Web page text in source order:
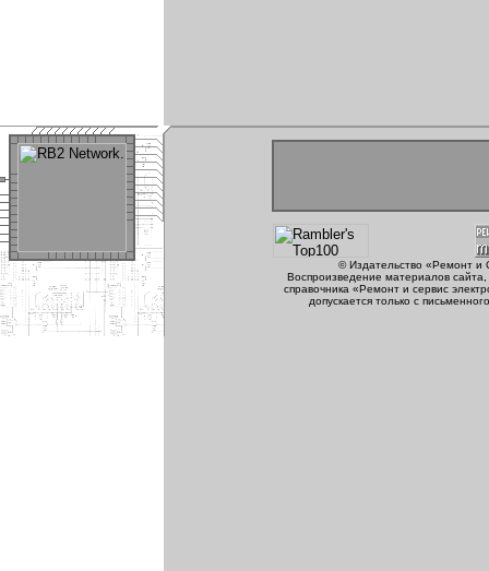
© Издательство «Ремонт
Воспроизведение материалов
справочника «Ремонт и сервис
допускается только с